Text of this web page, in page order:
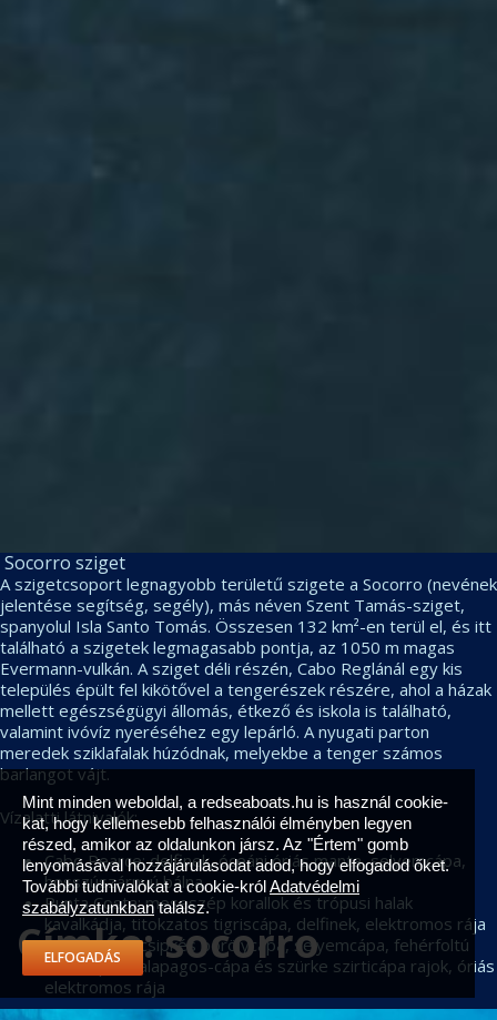
Címke:socorro
Socorro sziget
A szigetcsoport legnagyobb területű szigete a Socorro (nevének
jelentése segítség, segély), más néven Szent Tamás-sziget,
spanyolul Isla Santo Tomás. Összesen 132 km²-en terül el, és itt
található a szigetek legmagasabb pontja, az 1050 m magas
Evermann-vulkán. A sziget déli részén, Cabo Reglánál egy kis
település épült fel kikötővel a tengerészek részére, ahol a házak
mellett egészségügyi állomás, étkező és iskola is található,
valamint ivóvíz nyeréséhez egy lepárló. A nyugati parton
meredek sziklafalak húzódnak, melyekbe a tenger számos
barlangot vájt.
Vízalatti látnivalók:
Cabo Pearce: delfinek, óceáni óriás manta, selyemcápa,
hosszúszárnyú bálna
Punta Costa: meseszép korallok és trópusi halak
kavalkádja, titokzatos tigriscápa, delfinek, elektromos rája
Roca O’Neil: csipkés pörölycápa, selyemcápa, fehérfoltú
szirticápa, Galapagos-cápa és szürke szirticápa rajok, óriás
elektromos rája
Mint minden weboldal, a redseaboats.hu is használ cookie-
kat, hogy kellemesebb felhasználói élményben legyen
részed, amikor az oldalunkon jársz. Az "Értem" gomb
lenyomásával hozzájárulásodat adod, hogy elfogadod őket.
További tudnivalókat a cookie-królAdatvédelmi
szabályzatunkbantalálsz.
ELFOGADÁS